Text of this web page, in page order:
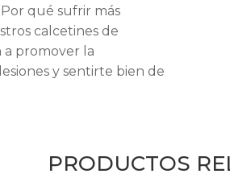
qué sufrir más
calcetines de
promover la
y sentirte bien de
PRODUCTOS